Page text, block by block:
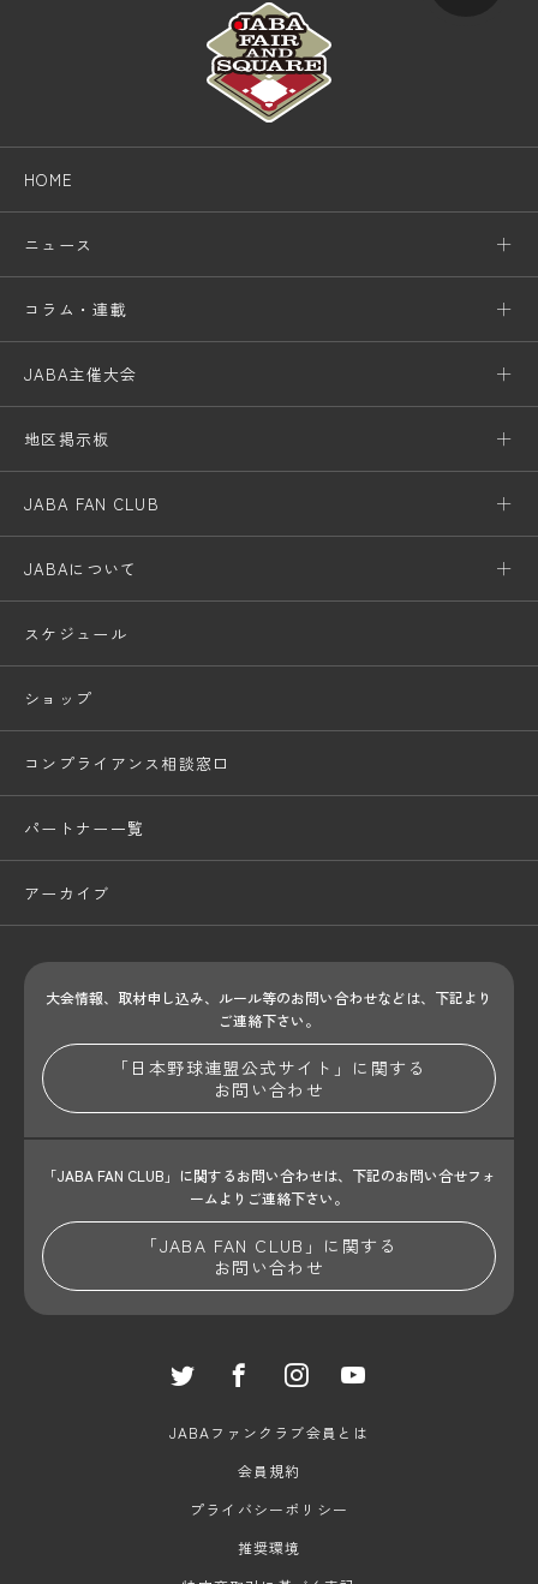
HOME
ニュース
コラム・連載
JABA主催大会
地区掲示板
JABA FAN CLUB
JABAについて
スケジュール
ショップ
コンプライアンス相談窓口
パートナー一覧
アーカイブ
大会情報、取材申し込み、ルール等のお問い合わせなどは、下記より
ご連絡下さい。
「日本野球連盟公式サイト」に関する
お問い合わせ
「JABA FAN CLUB」に関するお問い合わせは、 下記のお問い合せフォ
ームよりご連絡下さい。
「JABA FAN CLUB」に関する
お問い合わせ
JABAファンクラブ会員とは
会員規約
プライバシーポリシー
推奨環境